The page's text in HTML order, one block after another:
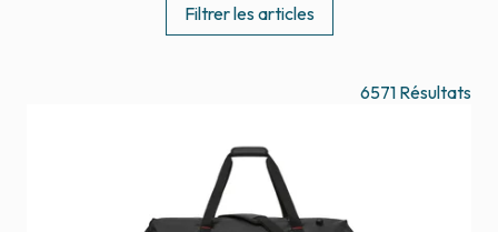
Filtrer les articles
6571 Résultats